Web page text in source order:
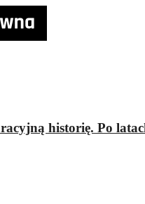
historię. Po